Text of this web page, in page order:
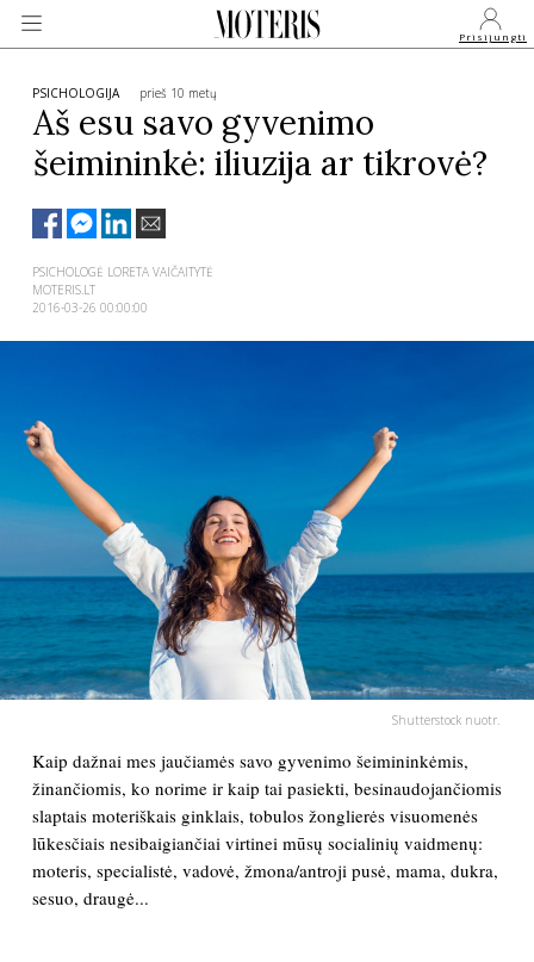
Prisijungti
VEIDAI
MONARCHIJA
MADA
SVEIKATA
APIE MANE
PSICHOLOGIJA
HOROSKOPAI
POLITIKA
KULTŪRA
LAISVALAIKIS
PSICHOLOGIJA prieš 10 metų
Aš esu savo gyvenimo
šeimininkė: iliuzija ar tikrovė?
PSICHOLOGĖ LORETA VAIČAITYTĖ
MOTERIS.LT
2016-03-26 00:00:00
Shutterstock nuotr.
Kaip dažnai mes jaučiamės savo gyvenimo šeimininkėmis,
žinančiomis, ko norime ir kaip tai pasiekti, besinaudojančiomis
slaptais moteriškais ginklais, tobulos žonglierės visuomenės
lūkesčiais nesibaigiančiai virtinei mūsų socialinių vaidmenų:
moteris, specialistė, vadovė, žmona/antroji pusė, mama, dukra,
sesuo, draugė...